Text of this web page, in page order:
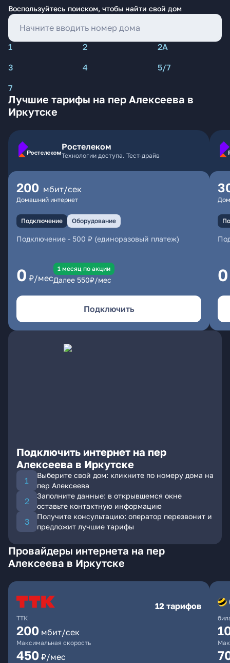
Воспользуйтесь поиском, чтобы найти свой дом
1 2
2А
3
4
5/7
7
Лучшие тарифы на пер Алексеева в
Иркутске
Ростелеком
Технологии доступа. Тест-драйв
200 мбит/сек
Домашний интернет
Подключение Оборудование
Подключение - 500 ₽ (единоразовый платеж)
0 ₽/мес
1 месяц по акции
Далее 550₽/мес
Подключить
0
Подключить интернет на пер
Алексеева в Иркутске
Выберите свой дом: кликните по номеру дома на
пер Алексеева
Заполните данные: в открывшемся окне
оставьте контактную информацию
Получите консультацию: оператор перезвонит и
предложит лучшие тарифы
Провайдеры интернета на пер
Алексеева в Иркутске
ТТК
12 тарифов
200 мбит/сек
Максимальная скорость
450 ₽/мес